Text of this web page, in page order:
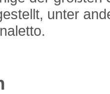
unter